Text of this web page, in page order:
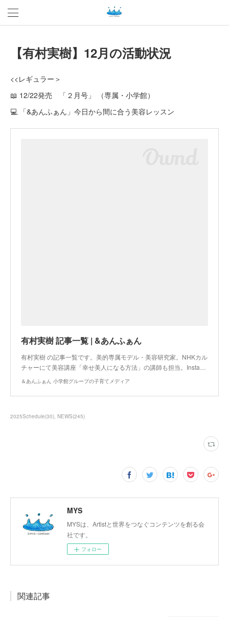
【有村実樹】12月の活動状況
<<レギュラー＞
📖 12/22発売 「２月号」 （専属・小学館）
💻 「&あんふぁん」今日から間に合う美容レッスン
有村実樹 記事一覧 | &あんふぁん
有村実樹 の記事一覧です。美的専属モデル・美容研究家。NHKカル
チャーにて美容講座「幸せ美人になる方法」の講師も担当。Insta…
＆あんふぁん 小学館グループの子育てメディア
2025Schedule(30) NEWS(245)
MYS
MYSは、Artistと世界をつなぐコンテンツを創る会
社です。
フォロー
関連記事